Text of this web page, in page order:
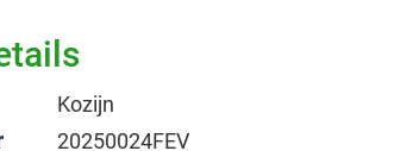
Kozijn
20250024FEV